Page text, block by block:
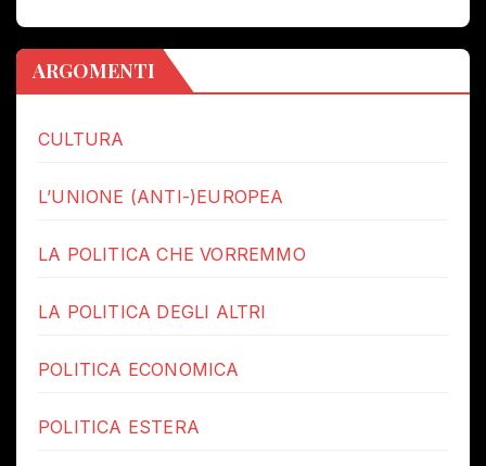
ARGOMENTI
CULTURA
L’UNIONE (ANTI-)EUROPEA
LA POLITICA CHE VORREMMO
LA POLITICA DEGLI ALTRI
POLITICA ECONOMICA
POLITICA ESTERA